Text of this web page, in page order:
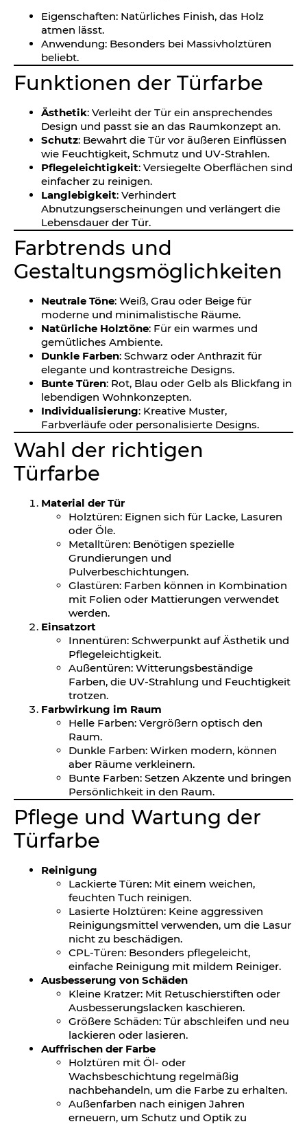
Eigenschaften: Natürliches Finish, das Holz
atmen lässt.
Anwendung: Besonders bei Massivholztüren
beliebt.
Funktionen der Türfarbe
Ästhetik: Verleiht der Tür ein ansprechendes
Design und passt sie an das Raumkonzept an.
Schutz: Bewahrt die Tür vor äußeren Einflüssen
wie Feuchtigkeit, Schmutz und UV-Strahlen.
Pflegeleichtigkeit: Versiegelte Oberflächen sind
einfacher zu reinigen.
Langlebigkeit: Verhindert
Abnutzungserscheinungen und verlängert die
Lebensdauer der Tür.
Farbtrends und
Gestaltungsmöglichkeiten
Neutrale Töne: Weiß, Grau oder Beige für
moderne und minimalistische Räume.
Natürliche Holztöne: Für ein warmes und
gemütliches Ambiente.
Dunkle Farben: Schwarz oder Anthrazit für
elegante und kontrastreiche Designs.
Bunte Türen: Rot, Blau oder Gelb als Blickfang in
lebendigen Wohnkonzepten.
Individualisierung: Kreative Muster,
Farbverläufe oder personalisierte Designs.
Wahl der richtigen
Türfarbe
Material der Tür
Holztüren: Eignen sich für Lacke, Lasuren
oder Öle.
Metalltüren: Benötigen spezielle
Grundierungen und
Pulverbeschichtungen.
Glastüren: Farben können in Kombination
mit Folien oder Mattierungen verwendet
werden.
Einsatzort
Innentüren: Schwerpunkt auf Ästhetik und
Pflegeleichtigkeit.
Außentüren: Witterungsbeständige
Farben, die UV-Strahlung und Feuchtigkeit
trotzen.
Farbwirkung im Raum
Helle Farben: Vergrößern optisch den
Raum.
Dunkle Farben: Wirken modern, können
aber Räume verkleinern.
Bunte Farben: Setzen Akzente und bringen
Persönlichkeit in den Raum.
Pflege und Wartung der
Türfarbe
Reinigung
Lackierte Türen: Mit einem weichen,
feuchten Tuch reinigen.
Lasierte Holztüren: Keine aggressiven
Reinigungsmittel verwenden, um die Lasur
nicht zu beschädigen.
CPL-Türen: Besonders pflegeleicht,
einfache Reinigung mit mildem Reiniger.
Ausbesserung von Schäden
Kleine Kratzer: Mit Retuschierstiften oder
Ausbesserungslacken kaschieren.
Größere Schäden: Tür abschleifen und neu
lackieren oder lasieren.
Auffrischen der Farbe
Holztüren mit Öl- oder
Wachsbeschichtung regelmäßig
nachbehandeln, um die Farbe zu erhalten.
Außenfarben nach einigen Jahren
erneuern, um Schutz und Optik zu